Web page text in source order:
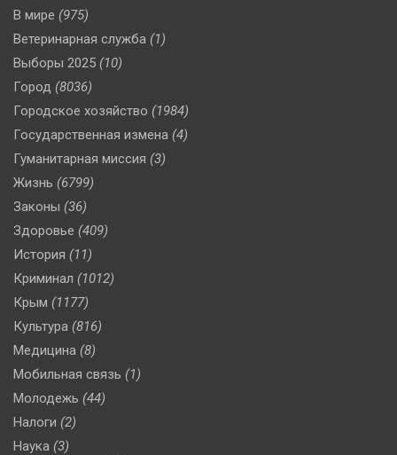
В мире (975)
Ветеринарная служба (1)
Выборы 2025 (10)
Город (8036)
Городское хозяйство (1984)
Государственная измена (4)
Гуманитарная миссия (3)
Жизнь (6799)
Законы (36)
Здоровье (409)
История (11)
Криминал (1012)
Крым (1177)
Культура (816)
Медицина (8)
Мобильная связь (1)
Молодежь (44)
Налоги (2)
Наука (3)